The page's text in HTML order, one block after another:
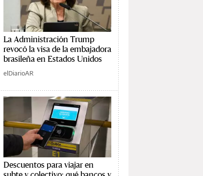
La Administración Trump
revocó la visa de la embajadora
brasileña en Estados Unidos
elDiarioAR
Descuentos para viajar en